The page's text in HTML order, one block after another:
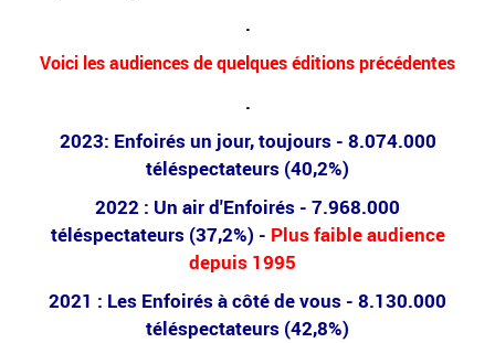
.
Voici les audiences de quelques éditions précédentes
.
2023: Enfoirés un jour, toujours - 8.074.000
téléspectateurs (40,2%)
2022 : Un air d'Enfoirés - 7.968.000
téléspectateurs (37,2%) - Plus faible audience
depuis 1995
2021 : Les Enfoirés à côté de vous - 8.130.000
téléspectateurs (42,8%)